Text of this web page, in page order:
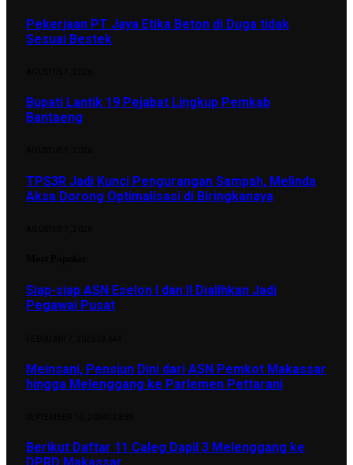
Pekerjaan PT Jaya Etika Beton di Duga tidak
Sesuai Bestek
Bupati Lantik 19 Pejabat Lingkup Pemkab
Bantaeng
TPS3R Jadi Kunci Pengurangan Sampah, Melinda
Aksa Dorong Optimalisasi di Biringkanaya
Siap-siap ASN Eselon I dan II Dialihkan Jadi
Pegawai Pusat
Meinsani, Pensiun Dini dari ASN Pemkot Makassar
hingga Melenggang ke Parlemen Pettarani
Berikut Daftar 11 Caleg Dapil 3 Melenggang ke